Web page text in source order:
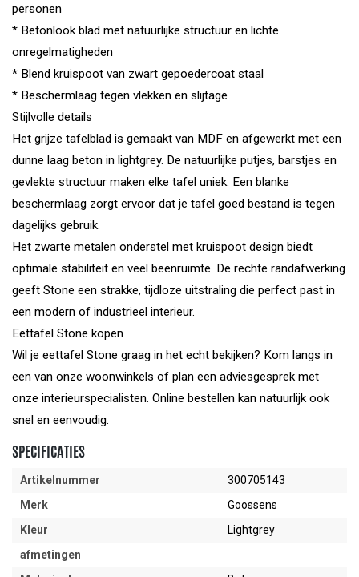
personen
* Betonlook blad met natuurlijke structuur en lichte
onregelmatigheden
* Blend kruispoot van zwart gepoedercoat staal
* Beschermlaag tegen vlekken en slijtage
Stijlvolle details
Het grijze tafelblad is gemaakt van MDF en afgewerkt met een
dunne laag beton in lightgrey. De natuurlijke putjes, barstjes en
gevlekte structuur maken elke tafel uniek. Een blanke
beschermlaag zorgt ervoor dat je tafel goed bestand is tegen
dagelijks gebruik.
Het zwarte metalen onderstel met kruispoot design biedt
optimale stabiliteit en veel beenruimte. De rechte randafwerking
geeft Stone een strakke, tijdloze uitstraling die perfect past in
een modern of industrieel interieur.
Eettafel Stone kopen
Wil je eettafel Stone graag in het echt bekijken? Kom langs in
een van onze woonwinkels of plan een adviesgesprek met
onze interieurspecialisten. Online bestellen kan natuurlijk ook
snel en eenvoudig.
SPECIFICATIES
Artikelnummer
300705143
Merk
Goossens
Kleur
Lightgrey
afmetingen